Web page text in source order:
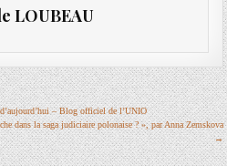
LOUBEAU
– Blog officiel de l’UNIO
dans la saga judiciaire polonaise ? », par Anna Zemskova
→